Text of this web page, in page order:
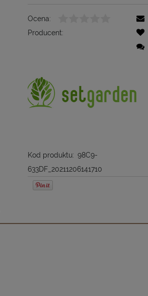
Ocena:
Producent:
Kod produktu: 98C9-
633DF_20211206141710